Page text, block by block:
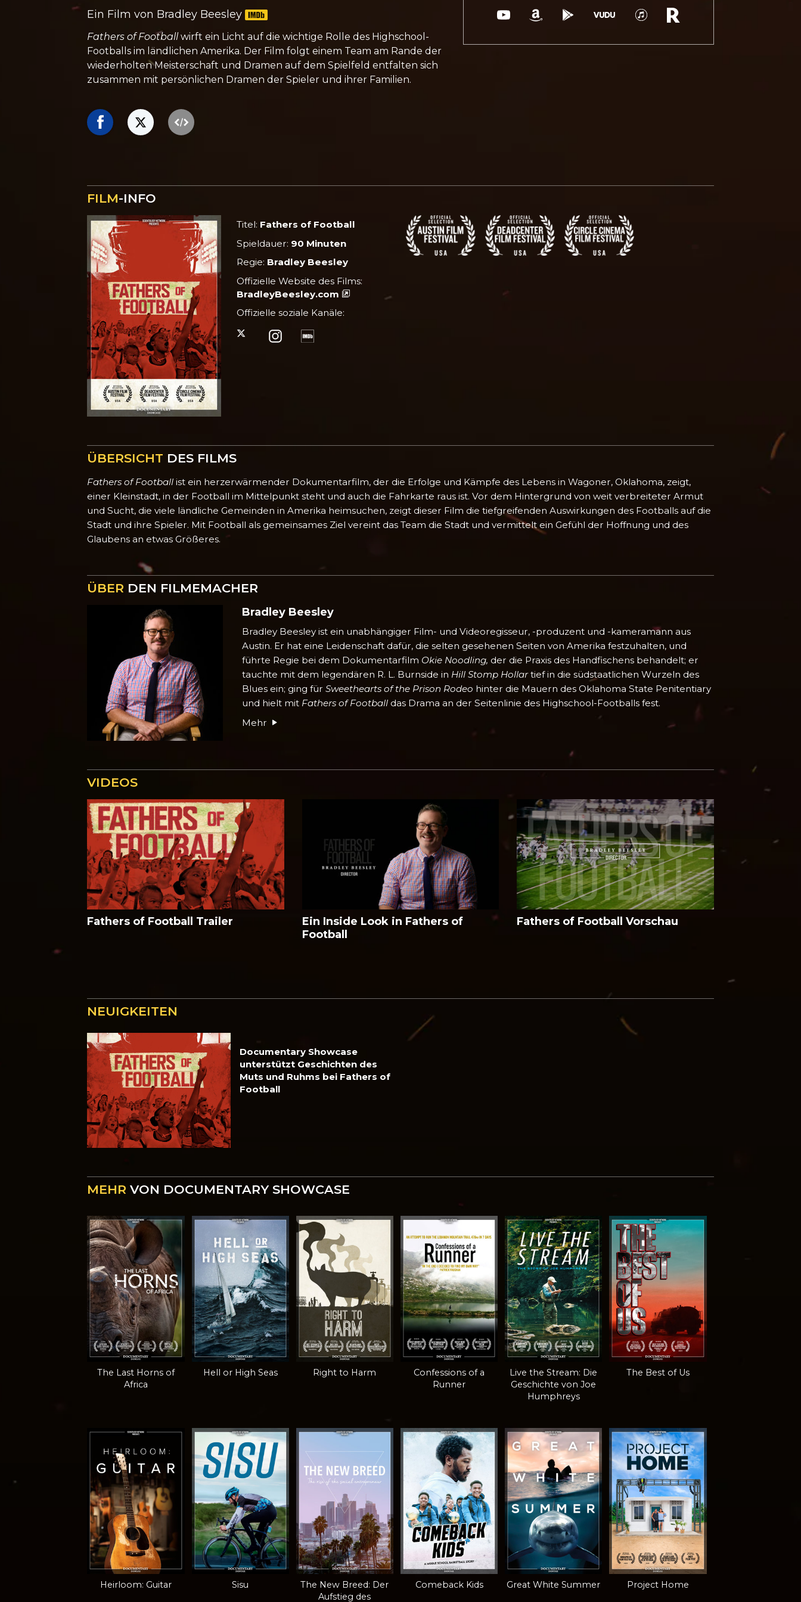
Ein Film von Bradley Beesley
Fathers of Football wirft ein Licht auf die wichtige Rolle des Highschool-
Footballs im ländlichen Amerika. Der Film folgt einem Team am Rande der
wiederholten Meisterschaft und Dramen auf dem Spielfeld entfalten sich
zusammen mit persönlichen Dramen der Spieler und ihrer Familien.
FILM-INFO
Titel: Fathers of Football
Spieldauer: 90 Minuten
Regie: Bradley Beesley
Offizielle Website des Films:
BradleyBeesley.com
Offizielle soziale Kanäle:
ÜBERSICHT DES FILMS
Fathers of Football ist ein herzerwärmender Dokumentarfilm, der die Erfolge und Kämpfe des Lebens in Wagoner, Oklahoma, zeigt,
einer Kleinstadt, in der Football im Mittelpunkt steht und auch die Fahrkarte raus ist. Vor dem Hintergrund von weit verbreiteter Armut
und Sucht, die viele ländliche Gemeinden in Amerika heimsuchen, zeigt dieser Film die tiefgreifenden Auswirkungen des Footballs auf die
Stadt und ihre Spieler. Mit Football als gemeinsames Ziel vereint das Team die Stadt und vermittelt ein Gefühl der Hoffnung und des
Glaubens an etwas Größeres.
ÜBER DEN FILMEMACHER
Bradley Beesley
Bradley Beesley ist ein unabhängiger Film- und Videoregisseur, -produzent und -kameramann aus
Austin. Er hat eine Leidenschaft dafür, die selten gesehenen Seiten von Amerika festzuhalten, und
führte Regie bei dem Dokumentarfilm Okie Noodling, der die Praxis des Handfischens behandelt; er
tauchte mit dem legendären R. L. Burnside in Hill Stomp Hollartief in die südstaatlichen Wurzeln des
Blues ein; ging fürSweethearts of the Prison Rodeo hinter die Mauern des Oklahoma State Penitentiary
und hielt mit Fathers of Football das Drama an der Seitenlinie des Highschool-Footballs fest.
Mehr
VIDEOS
Fathers of Football Trailer
Ein Inside Look in Fathers of
Football
Fathers of Football Vorschau
NEUIGKEITEN
Documentary Showcase
unterstützt Geschichten des
Muts und Ruhms bei Fathers of
Football
MEHR VON DOCUMENTARY SHOWCASE
The Last Horns of
Africa
Hell or High Seas Right to Harm
Confessions of a
Runner
Live the Stream: Die
Geschichte von Joe
Humphreys
The Best of Us
Heirloom: Guitar Sisu
The New Breed: Der
Aufstieg des
Comeback Kids Great White Summer Project Home